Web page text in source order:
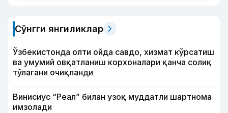
Сўнгги янгиликлар
Ўзбекистонда олти ойда савдо, хизмат кўрсатиш
ва умумий овқатланиш корхоналари қанча солиқ
тўлагани очиқланди
Винисиус “Реал” билан узоқ муддатли шартнома
имзолади